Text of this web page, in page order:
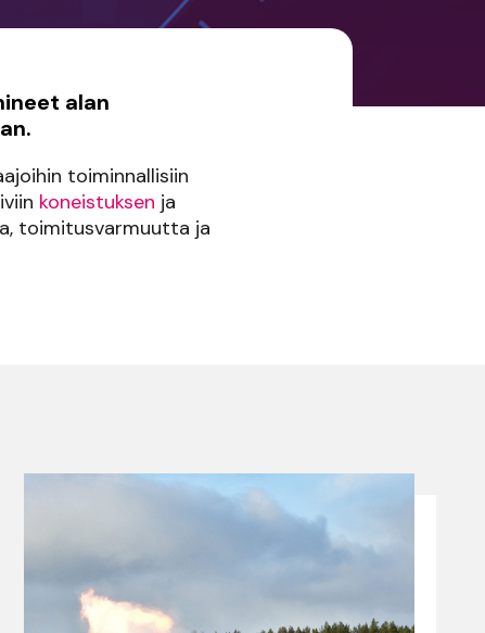
alan
toiminnallisiin
koneistuksen ja
toimitusvarmuutta ja